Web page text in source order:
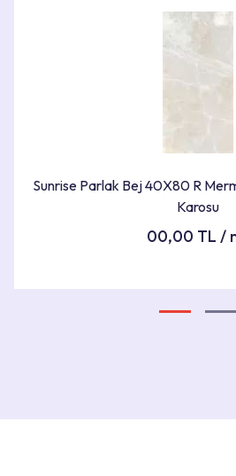
Sunrise Parlak Bej 40X80 R
Karosu
00,00 TL /
ÜRÜN BOYUTLARI
ÜRÜNÜ GÖR